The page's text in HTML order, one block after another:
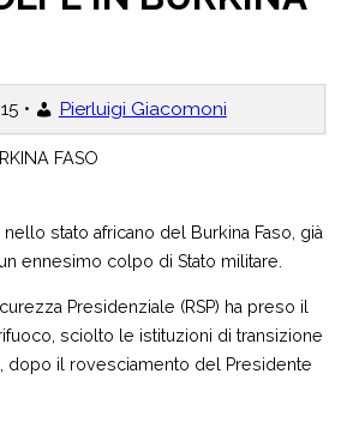
• Pierluigi Giacomoni
FASO
stato africano del Burkina Faso, già
ennesimo colpo di Stato militare.
Presidenziale (RSP) ha preso il
sciolto le istituzioni di transizione
dopo il rovesciamento del Presidente